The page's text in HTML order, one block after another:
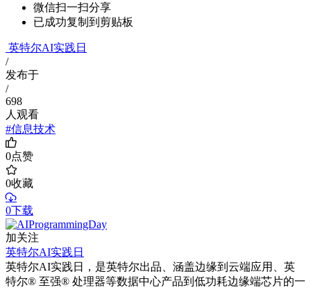
微信扫一扫分享
已成功复制到剪贴板
英特尔AI实践日
/
发布于
/
698
人观看
#信息技术
0点赞
0收藏
0下载
加关注
英特尔AI实践日
英特尔AI实践日，是英特尔出品、涵盖边缘到云端应用、英
特尔® 至强® 处理器等数据中心产品到低功耗边缘端芯片的一